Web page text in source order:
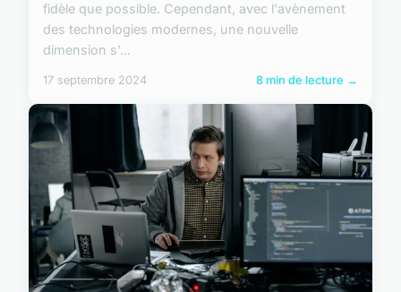
fidèle que possible. Cependant, avec l'avènement
des technologies modernes, une nouvelle
dimension s'...
17 septembre 2024 8 min de lecture →